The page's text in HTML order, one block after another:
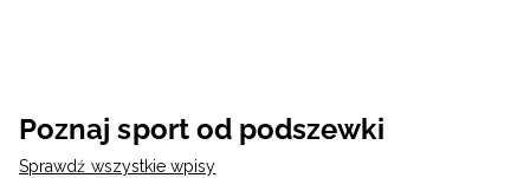
Poznaj sport od podszewki
Sprawdź wszystkie wpisy